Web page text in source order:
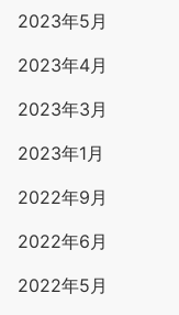
2023年5月
2023年4月
2023年3月
2023年1月
2022年9月
2022年6月
2022年5月